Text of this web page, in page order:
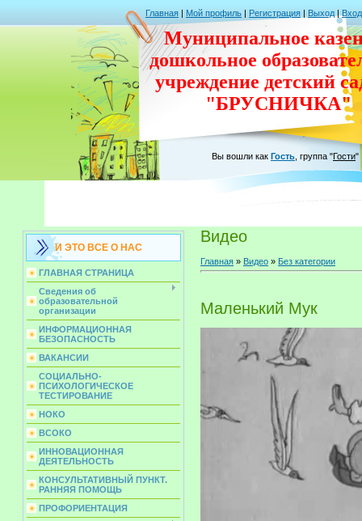
Главная | Мой профиль | Регистрация | Выход | Вход
Муниципальное
дошкольное
учреждение детский
"БРУСНИЧКА"
Вы вошли как Гость группа "Гости"
И ЭТО ВСЕ О НАС
ГЛАВНАЯ СТРАНИЦА
Сведения об
образовательной
организации
ИНФОРМАЦИОННАЯ
БЕЗОПАСНОСТЬ
ВАКАНСИИ
СОЦИАЛЬНО-
ПСИХОЛОГИЧЕСКОЕ
ТЕСТИРОВАНИЕ
НОКО
ВСОКО
ИННОВАЦИОННАЯ
ДЕЯТЕЛЬНОСТЬ
КОНСУЛЬТАТИВНЫЙ ПУНКТ.
РАННЯЯ ПОМОЩЬ
ПРОФОРИЕНТАЦИЯ
Видео
Главная » Видео » Без категории
Маленький Мук